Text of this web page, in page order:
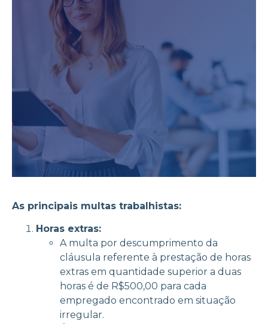
As principais multas trabalhistas:
Horas extras:
A multa por descumprimento da
cláusula referente à prestação de horas
extras em quantidade superior a duas
horas é de R$500,00 para cada
empregado encontrado em situação
irregular.